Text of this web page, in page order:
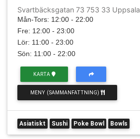
Svartbäcksgatan 73 753 33 Uppsala
Mån-Tors: 12:00 - 22:00
Fre: 12:00 - 23:00
Lör: 11:00 - 23:00
Sön: 11:00 - 22:00
KARTA
MENY (SAMMANFATTNING)
Asiatiskt Sushi Poke Bowl Bowls